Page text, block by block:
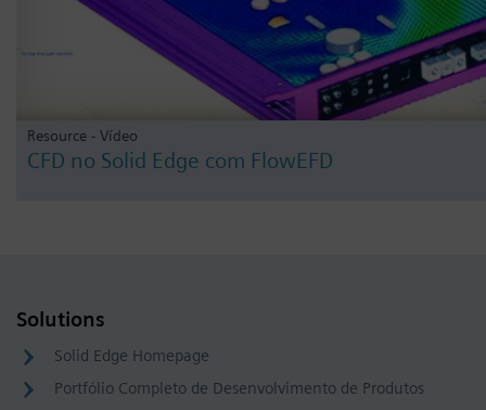
Resource - Vídeo
CFD no Solid Edge com FlowEFD
Solutions
Solid Edge Homepage
Portfólio Completo de Desenvolvimento de Produtos